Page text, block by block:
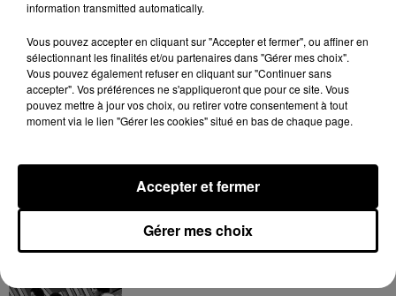
7 août 2026
Tayc et Didi B dévoilent le single le plus
dansant de l’année
Franglish et Keblack dévoilent une
information transmitted automatically.
Vous pouvez accepter en cliquant sur "Accepter et fermer", ou affiner en
sélectionnant les finalités et/ou partenaires dans "Gérer mes choix".
Vous pouvez également refuser en cliquant sur "Continuer sans
accepter". Vos préférences ne s'appliqueront que pour ce site. Vous
pouvez mettre à jour vos choix, ou retirer votre consentement à tout
moment via le lien "Gérer les cookies" situé en bas de chaque page.
Gérer mes choix
Accepter et fermer